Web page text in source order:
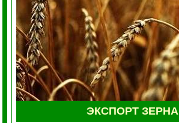
ЭКСПОРТ ЗЕРНА